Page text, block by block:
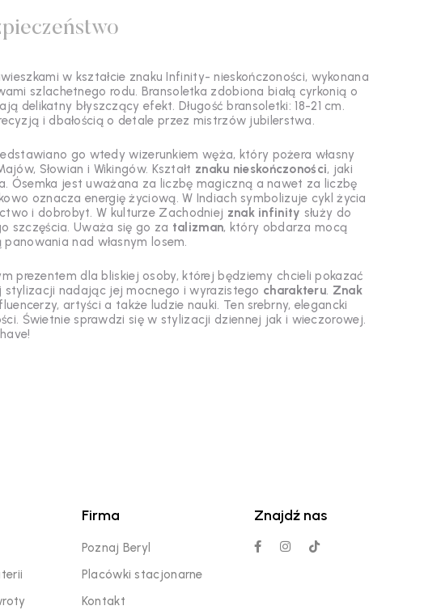
w kształcie znaku Infinity- nieskończoności, wykonana
szlachetnego rodu. Bransoletka zdobiona białą cyrkonią o
delikatny błyszczący efekt. Długość bransoletki: 18-21 cm.
i dbałością o detale przez mistrzów jubilerstwa.
go wtedy wizerunkiem węża, który pożera własny
Słowian i Wikingów. Kształt znaku nieskończoności, jaki
Ósemka jest uważana za liczbę magiczną a nawet za liczbę
oznacza energię życiową. W Indiach symbolizuje cykl życia
i dobrobyt. W kulturze Zachodniej znak infinity służy do
szczęścia. Uważa się go za talizman, który obdarza mocą
nad własnym losem.
prezentem dla bliskiej osoby, której będziemy chcieli pokazać
stylizacji nadając jej mocnego i wyrazistego charakteru. Znak
artyści a także ludzie nauki. Ten srebrny, elegancki
Świetnie sprawdzi się w stylizacji dziennej jak i wieczorowej.
Firma
Poznaj Beryl
Placówki stacjonarne
Kontakt
Znajdź nas